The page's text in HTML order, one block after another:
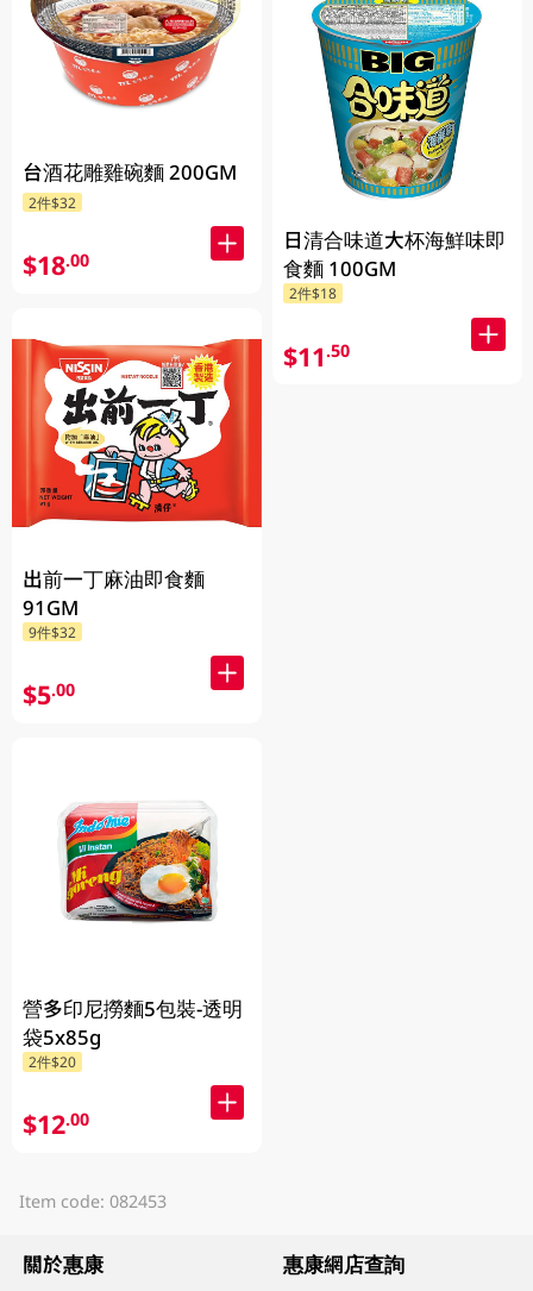
台酒花雕雞碗麵 200GM
2件$32
$18.00
出前一丁麻油即食麵
91GM
9件$32
$5.00
營多印尼撈麵5包裝-透明
袋5x85g
2件$20
$12.00
日清合味道大杯海鮮味即
食麵 100GM
2件$18
$11.50
Item code: 082453
關於惠康 惠康網店查詢